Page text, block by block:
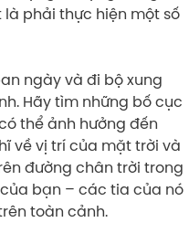
là phải thực hiện một số
ngày và đi bộ xung
Hãy tìm những bố cục
thể ảnh hưởng đến
về vị trí của mặt trời và
đường chân trời trong
bạn – các tia của nó
toàn cảnh.